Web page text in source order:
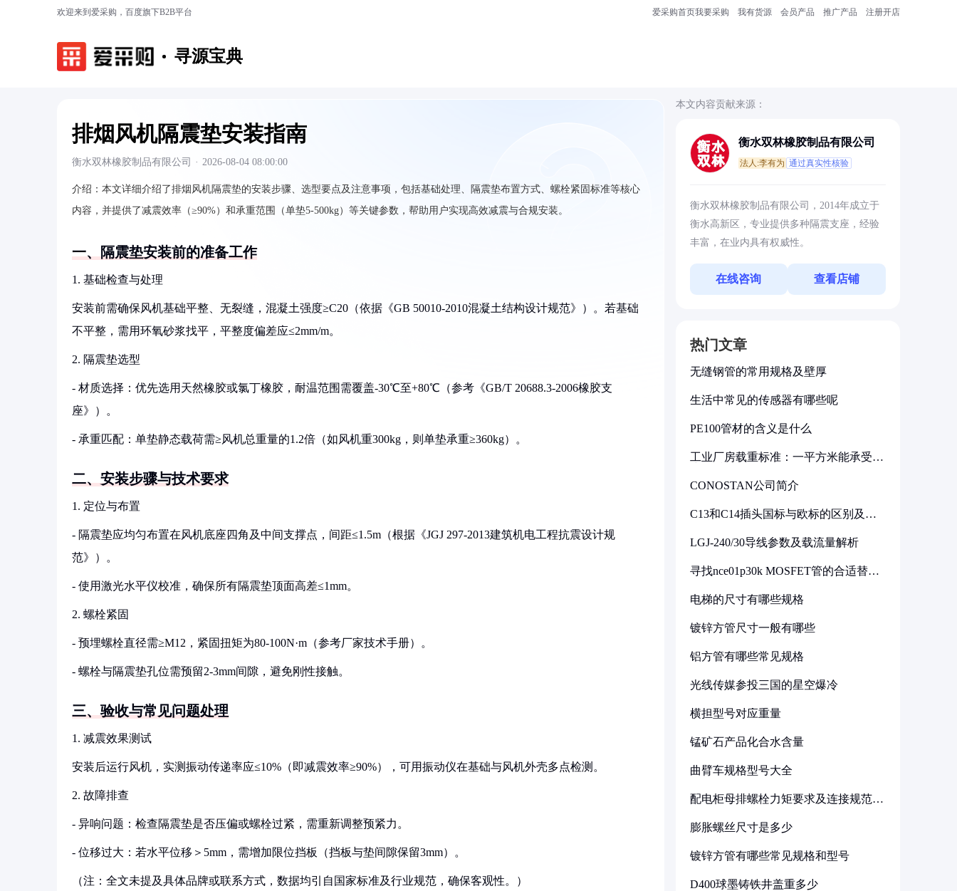
欢迎来到爱采购，百度旗下B2B平台 爱采购首页我要采购 我有货源 会员产品 推广产品 注册开店
寻源宝典
排烟风机隔震垫安装指南
衡水双林橡胶制品有限公司 · 2026-08-04 08:00:00
介绍： 本文详细介绍了排烟风机隔震垫的安装步骤、选型要点及注意事项，包括基础处理、隔震垫布置方式、螺栓紧固标准等核心
内容，并提供了减震效率（≥90%）和承重范围（单垫5-500kg）等关键参数，帮助用户实现高效减震与合规安装。
一、隔震垫安装前的准备工作
1. 基础检查与处理
安装前需确保风机基础平整、无裂缝，混凝土强度≥C20（依据《GB 50010-2010混凝土结构设计规范》）。若基础
不平整，需用环氧砂浆找平，平整度偏差应≤2mm/m。
2. 隔震垫选型
- 材质选择：优先选用天然橡胶或氯丁橡胶，耐温范围需覆盖-30℃至+80℃（参考《GB/T 20688.3-2006橡胶支
座》）。
- 承重匹配：单垫静态载荷需≥风机总重量的1.2倍（如风机重300kg，则单垫承重≥360kg）。
二、安装步骤与技术要求
1. 定位与布置
- 隔震垫应均匀布置在风机底座四角及中间支撑点，间距≤1.5m（根据《JGJ 297-2013建筑机电工程抗震设计规
范》）。
- 使用激光水平仪校准，确保所有隔震垫顶面高差≤1mm。
2. 螺栓紧固
- 预埋螺栓直径需≥M12，紧固扭矩为80-100N·m（参考厂家技术手册）。
- 螺栓与隔震垫孔位需预留2-3mm间隙，避免刚性接触。
三、验收与常见问题处理
1. 减震效果测试
安装后运行风机，实测振动传递率应≤10%（即减震效率≥90%），可用振动仪在基础与风机外壳多点检测。
2. 故障排查
- 异响问题：检查隔震垫是否压偏或螺栓过紧，需重新调整预紧力。
- 位移过大：若水平位移＞5mm，需增加限位挡板（挡板与垫间隙保留3mm）。
（注：全文未提及具体品牌或联系方式，数据均引自国家标准及行业规范，确保客观性。）
本文内容贡献来源：
衡水双林橡胶制品有限公司
法人:李有为 通过真实性核验
衡水双林橡胶制品有限公司，2014年成立于
衡水高新区，专业提供多种隔震支座，经验
丰富，在业内具有权威性。
在线咨询 查看店铺
热门文章
无缝钢管的常用规格及壁厚
生活中常见的传感器有哪些呢
PE100管材的含义是什么
工业厂房载重标准：一平方米能承受多
CONOSTAN公司简介
C13和C14插头国标与欧标的区别及其
LGJ-240/30导线参数及载流量解析
寻找nce01p30k MOSFET管的合适替代
电梯的尺寸有哪些规格
镀锌方管尺寸一般有哪些
铝方管有哪些常见规格
光线传媒参投三国的星空爆冷
横担型号对应重量
锰矿石产品化合水含量
曲臂车规格型号大全
配电柜母排螺栓力矩要求及连接规范详
膨胀螺丝尺寸是多少
镀锌方管有哪些常见规格和型号
D400球墨铸铁井盖重多少